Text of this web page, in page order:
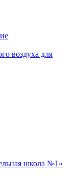
воздуха для